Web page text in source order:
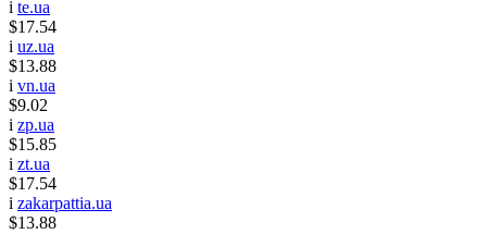
i te.ua
$17.54
i uz.ua
$13.88
i vn.ua
$9.02
i zp.ua
$15.85
i zt.ua
$17.54
i zakarpattia.ua
$13.88